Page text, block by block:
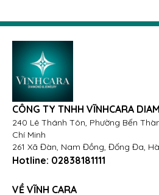
CÔNG TY TNHH VĨNHCARA
240 Lê Thánh Tôn, Phường Bến
Chí Minh
261 Xã Đàn, Nam Đồng, Đống Đa,
Hotline: 02838181111
VỀ VĨNH CARA